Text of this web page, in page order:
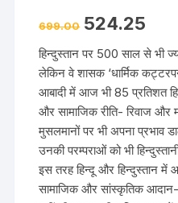
699.00 524.25
हिन्दुस्तान पर 500 साल से भी
लेकिन वे शासक ‘धार्मिक
आबादी में आज भी 85 प्रतिशत
और सामाजिक रीति- रिवाज
मुसलमानों पर भी अपना प्रभाव
उनकी परम्पराओं को भी
इस तरह हिन्दू और हिन्दुस्तान में
सामाजिक और सांस्कृतिक